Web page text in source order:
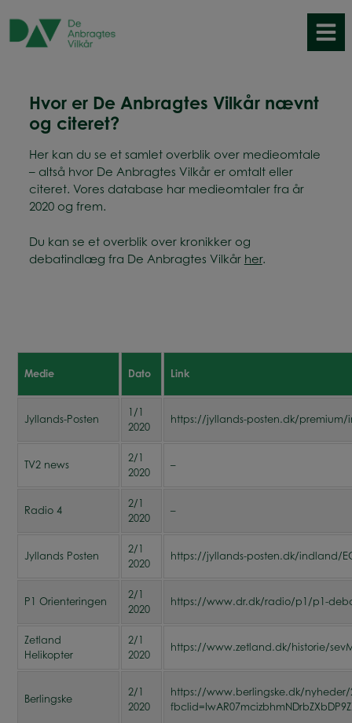
indholdet
Hvor er De Anbragtes Vilkår nævnt
og citeret?
Her kan du se et samlet overblik over medieomtale
– altså hvor De Anbragtes Vilkår er omtalt eller
citeret. Vores database har medieomtaler fra år
2020 og frem.
Du kan se et overblik over kronikker og
debatindlæg fra De Anbragtes Vilkår her.
Medie Dato Link
Jyllands-Posten
1/1
2020
https://jyllands-posten.dk/premium/
TV2 news
2/1
2020
–
Radio 4
2/1
2020
–
Jyllands Posten
2/1
2020
https://jyllands-posten.dk/indland/
P1 Orienteringen
2/1
2020
https://www.dr.dk/radio/p1/p1-
Zetland
Helikopter
2/1
2020
https://www.zetland.dk/historie/
Berlingske
2/1
2020
https://www.berlingske.dk/